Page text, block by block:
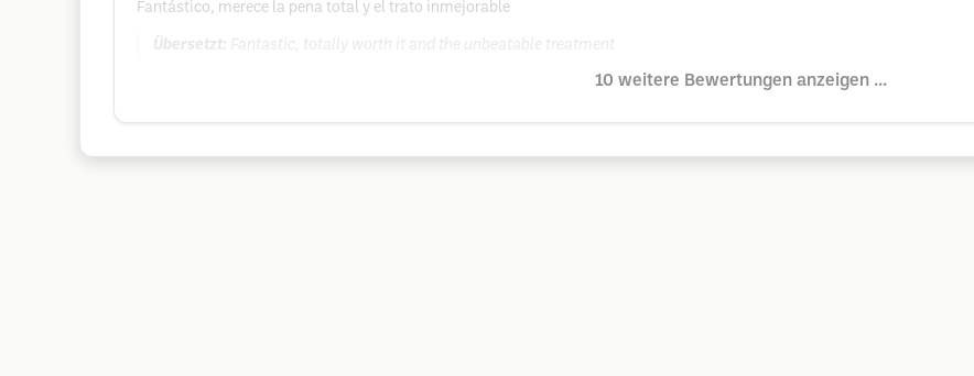
Fantástico, merece la pena total y el trato inmejorable
Übersetzt: Fantastic, totally worth it and the unbeatable treatment
10 weitere Bewertungen anzeigen ...